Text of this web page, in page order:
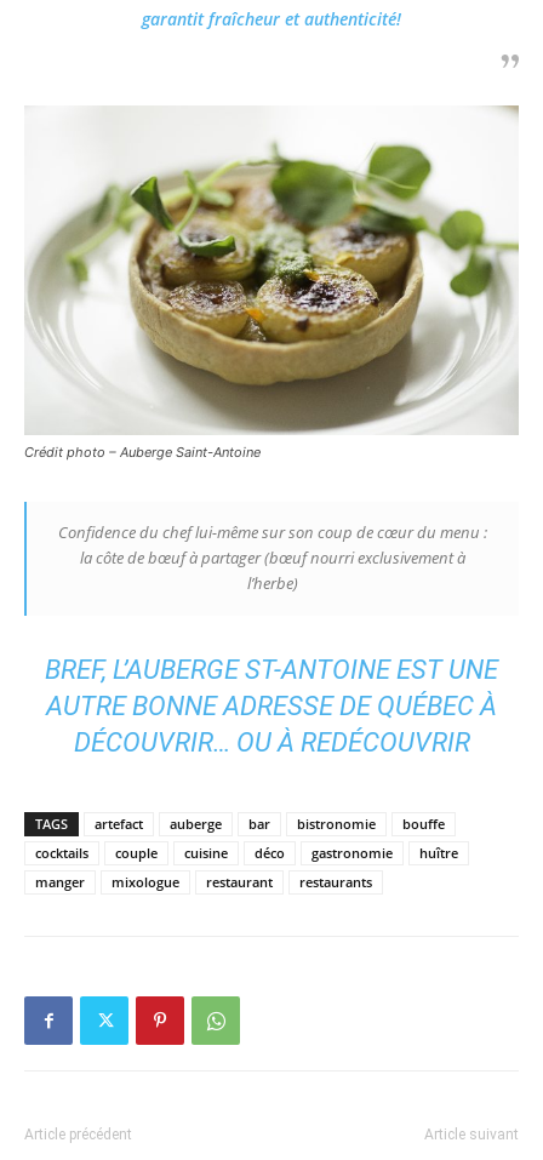
garantit fraîcheur et authenticité!
Crédit photo – Auberge Saint-Antoine
Confidence du chef lui-même sur son coup de cœur du menu :
la côte de bœuf à partager (bœuf nourri exclusivement à
l’herbe)
BREF, L’AUBERGE ST-ANTOINE EST UNE
AUTRE BONNE ADRESSE DE QUÉBEC À
DÉCOUVRIR… OU À REDÉCOUVRIR
TAGS artefact auberge bar bistronomie
bouffe
cocktails
couple cuisine déco gastronomie
huître
manger
mixologue restaurant restaurants
Article précédent Article suivant